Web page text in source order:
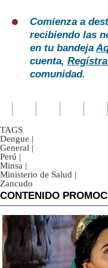
Comienza a
recibiendo las
en tu bandeja
cuenta,
comunidad.
TAGS
Dengue |
General |
Perú |
Minsa |
Ministerio de Salud |
Zancudo